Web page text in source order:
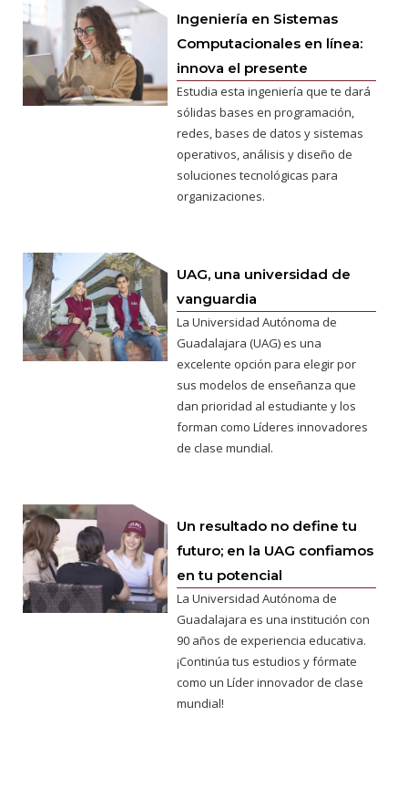
Ingeniería en Sistemas
Computacionales en línea:
innova el presente
Estudia esta ingeniería que te dará
sólidas bases en programación,
redes, bases de datos y sistemas
operativos, análisis y diseño de
soluciones tecnológicas para
organizaciones.
UAG, una universidad de
vanguardia
La Universidad Autónoma de
Guadalajara (UAG) es una
excelente opción para elegir por
sus modelos de enseñanza que
dan prioridad al estudiante y los
forman como Líderes innovadores
de clase mundial.
Un resultado no define tu
futuro; en la UAG confiamos
en tu potencial
La Universidad Autónoma de
Guadalajara es una institución con
90 años de experiencia educativa.
¡Continúa tus estudios y fórmate
como un Líder innovador de clase
mundial!